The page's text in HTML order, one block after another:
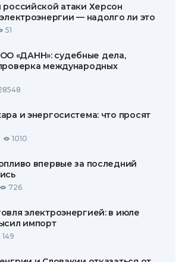
атаки Херсон
— надолго ли это
51
«ДАНН»: судебные дела,
международных
и энергосистема: что просят
1010
впервые за последний
726
электроэнергией: в июле
импорт
149